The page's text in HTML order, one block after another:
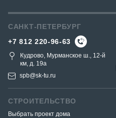
САНКТ-ПЕТЕРБУРГ
+7 812 220-96-63
Кудрово, Мурманское ш., 12-й
км, д. 19a
spb@sk-tu.ru
СТРОИТЕЛЬСТВО
Выбрать проект дома